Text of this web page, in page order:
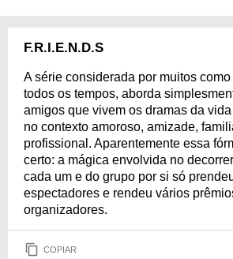
F.R.I.E.N.D.S
A série considerada por muitos
todos os tempos, aborda
amigos que vivem os dramas da
no contexto amoroso, amizade,
profissional. Aparentemente essa
certo: a mágica envolvida no
cada um e do grupo por si só
espectadores e rendeu vários
organizadores.
COPIAR